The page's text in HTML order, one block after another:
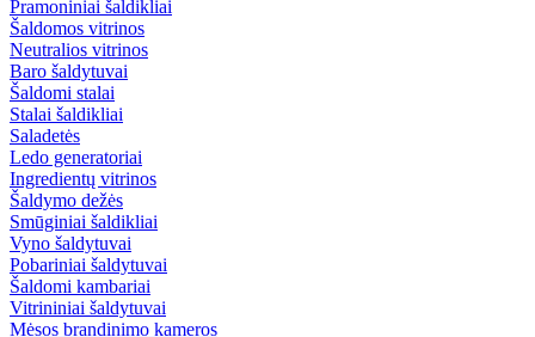
Pramoniniai šaldikliai
Šaldomos vitrinos
Neutralios vitrinos
Baro šaldytuvai
Šaldomi stalai
Stalai šaldikliai
Saladetės
Ledo generatoriai
Ingredientų vitrinos
Šaldymo dežės
Smūginiai šaldikliai
Vyno šaldytuvai
Pobariniai šaldytuvai
Šaldomi kambariai
Vitrininiai šaldytuvai
Mėsos brandinimo kameros